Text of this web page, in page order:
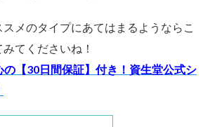
メのタイプにあてはまるようならこ
てくださいね！
の【30日間保証】付き！資生堂公式シ